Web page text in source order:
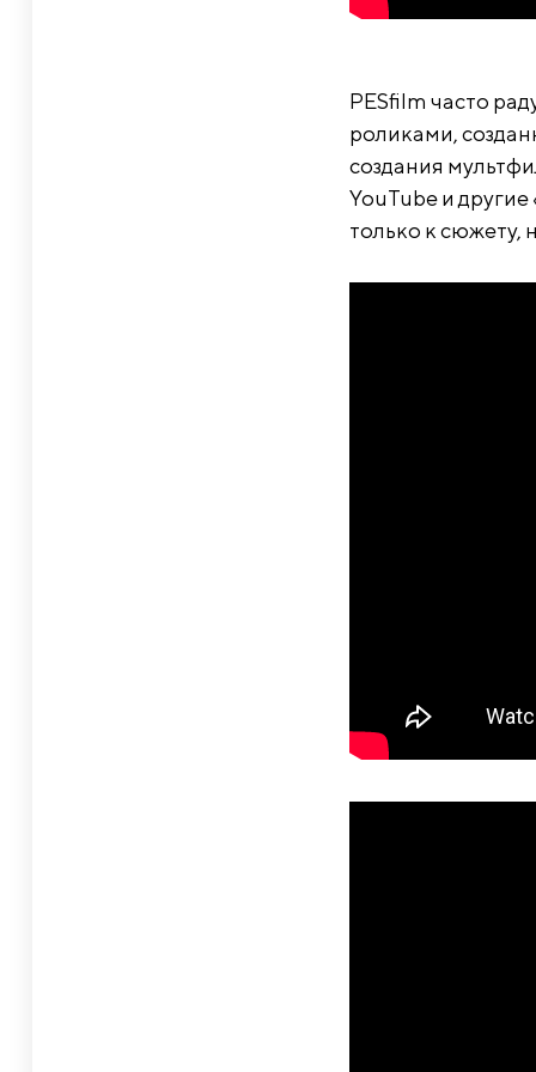
PESfilm часто
роликами,
создания
YouTube и
только к сюжету,